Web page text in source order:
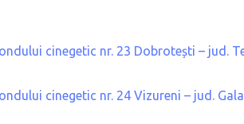
cinegetic nr. 23 Dobrotești – jud.
cinegetic nr. 24 Vizureni – jud.